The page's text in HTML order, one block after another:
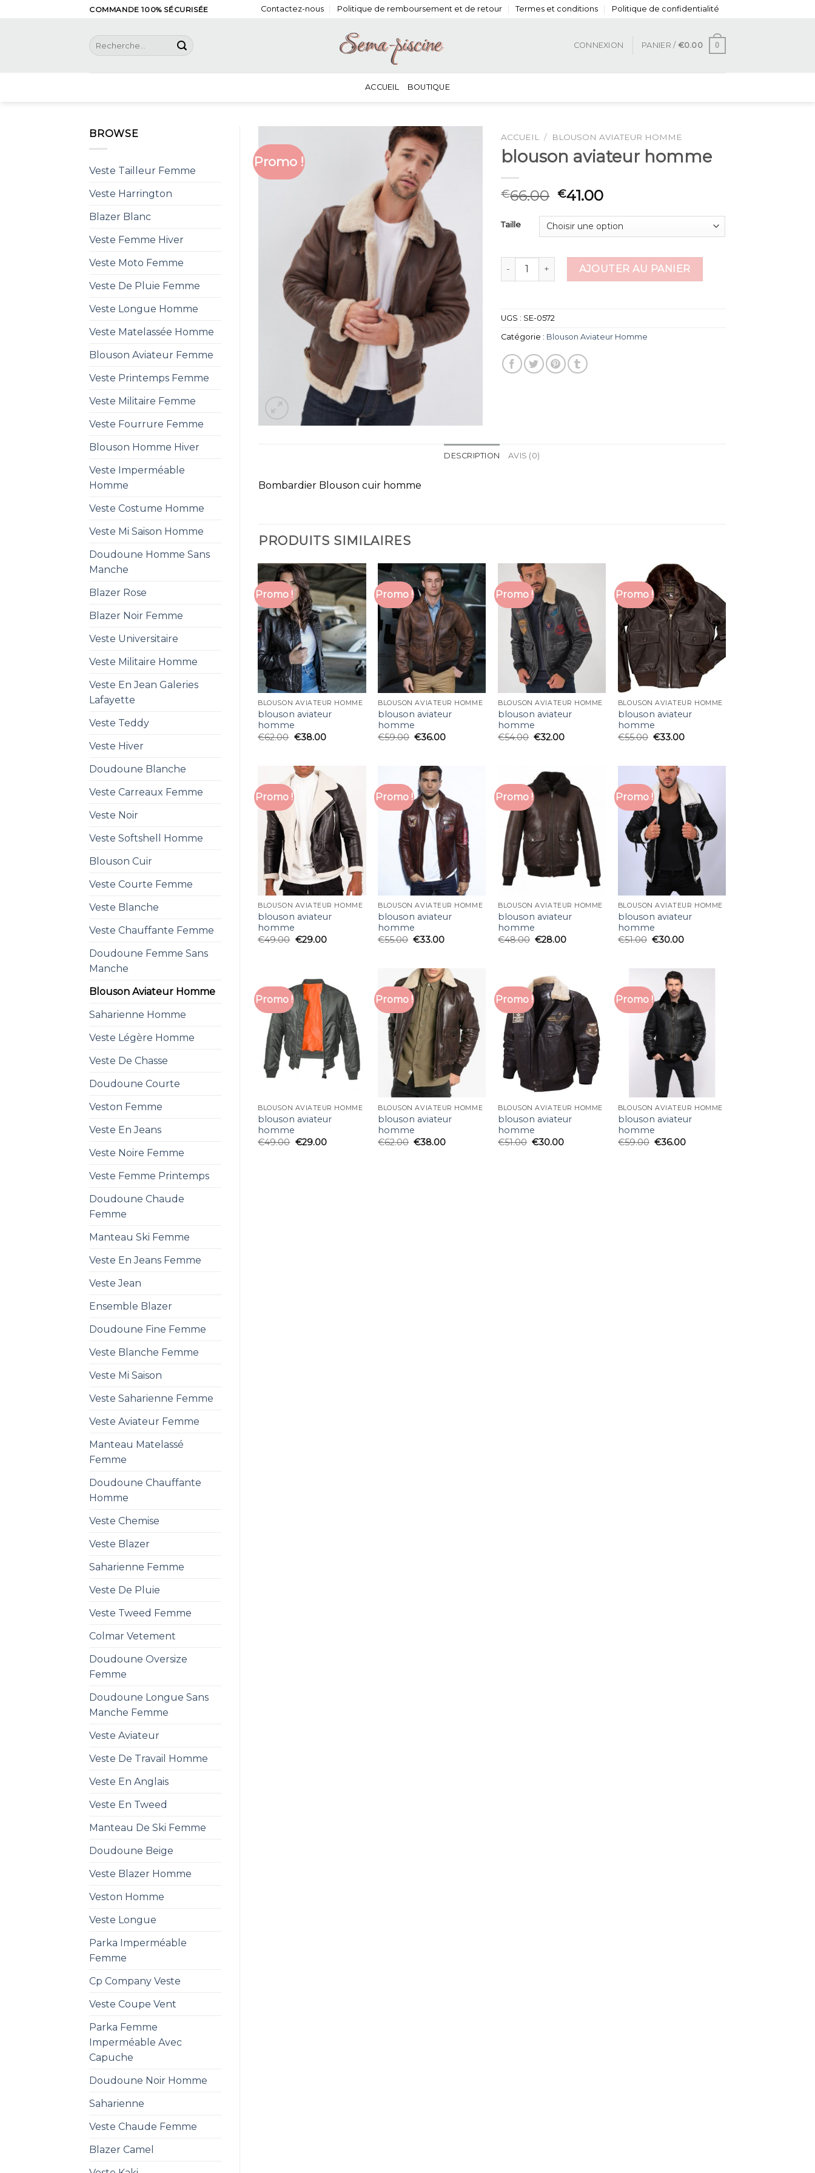
COMMANDE 100% SÉCURISÉE Contactez-nous Politique de remboursement et de retour Termes et conditions Politique de confidentialité
Recherche
pour :
CONNEXION PANIER / €0.00 0
ACCUEIL BOUTIQUE
BROWSE
Veste Tailleur Femme
Veste Harrington
Blazer Blanc
Veste Femme Hiver
Veste Moto Femme
Veste De Pluie Femme
Veste Longue Homme
Veste Matelassée Homme
Blouson Aviateur Femme
Veste Printemps Femme
Veste Militaire Femme
Veste Fourrure Femme
Blouson Homme Hiver
Veste Imperméable
Homme
Veste Costume Homme
Veste Mi Saison Homme
Doudoune Homme Sans
Manche
Blazer Rose
Blazer Noir Femme
Veste Universitaire
Veste Militaire Homme
Veste En Jean Galeries
Lafayette
Veste Teddy
Veste Hiver
Doudoune Blanche
Veste Carreaux Femme
Veste Noir
Veste Softshell Homme
Blouson Cuir
Veste Courte Femme
Veste Blanche
Veste Chauffante Femme
Doudoune Femme Sans
Manche
Blouson Aviateur Homme
Saharienne Homme
Veste Légère Homme
Veste De Chasse
Doudoune Courte
Veston Femme
Veste En Jeans
Veste Noire Femme
Veste Femme Printemps
Doudoune Chaude
Femme
Manteau Ski Femme
Veste En Jeans Femme
Veste Jean
Ensemble Blazer
Doudoune Fine Femme
Veste Blanche Femme
Veste Mi Saison
Veste Saharienne Femme
Veste Aviateur Femme
Manteau Matelassé
Femme
Doudoune Chauffante
Homme
Veste Chemise
Veste Blazer
Saharienne Femme
Veste De Pluie
Veste Tweed Femme
Colmar Vetement
Doudoune Oversize
Femme
Doudoune Longue Sans
Manche Femme
Veste Aviateur
Veste De Travail Homme
Veste En Anglais
Veste En Tweed
Manteau De Ski Femme
Doudoune Beige
Veste Blazer Homme
Veston Homme
Veste Longue
Parka Imperméable
Femme
Cp Company Veste
Veste Coupe Vent
Parka Femme
Imperméable Avec
Capuche
Doudoune Noir Homme
Saharienne
Veste Chaude Femme
Blazer Camel
Promo !
ACCUEIL / BLOUSON AVIATEUR HOMME
blouson aviateur homme
€66.00 €41.00
Taille
quantité de blouson aviateur homme
AJOUTER AU PANIER
UGS : SE-0572
Catégorie : Blouson Aviateur Homme
DESCRIPTION AVIS (0)
Bombardier Blouson cuir homme
PRODUITS SIMILAIRES
Promo !
BLOUSON AVIATEUR HOMME
blouson aviateur
homme
€62.00 €38.00
Promo !
BLOUSON AVIATEUR HOMME
blouson aviateur
homme
€59.00 €36.00
Promo !
BLOUSON AVIATEUR HOMME
blouson aviateur
homme
€54.00 €32.00
Promo !
BLOUSON AVIATEUR HOMME
blouson aviateur
homme
€55.00 €33.00
Promo !
BLOUSON AVIATEUR HOMME
blouson aviateur
homme
€49.00 €29.00
Promo !
BLOUSON AVIATEUR HOMME
blouson aviateur
homme
€55.00 €33.00
Promo !
BLOUSON AVIATEUR HOMME
blouson aviateur
homme
€48.00 €28.00
Promo !
BLOUSON AVIATEUR HOMME
blouson aviateur
homme
€51.00 €30.00
Promo !
BLOUSON AVIATEUR HOMME
blouson aviateur
homme
€49.00 €29.00
Promo !
BLOUSON AVIATEUR HOMME
blouson aviateur
homme
€62.00 €38.00
Promo !
BLOUSON AVIATEUR HOMME
blouson aviateur
homme
€51.00 €30.00
Promo !
BLOUSON AVIATEUR HOMME
blouson aviateur
homme
€59.00 €36.00